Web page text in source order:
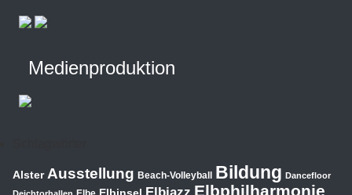
Medienproduktion
Alster Ausstellung Beach-Volleyball Bildung Dancefloor
Elbinsel Elbjazz Elbphilharmonie